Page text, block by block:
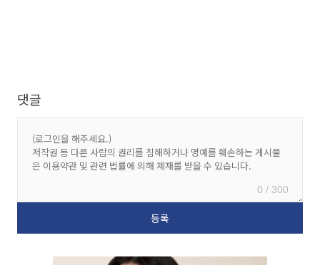
댓글
0 / 300